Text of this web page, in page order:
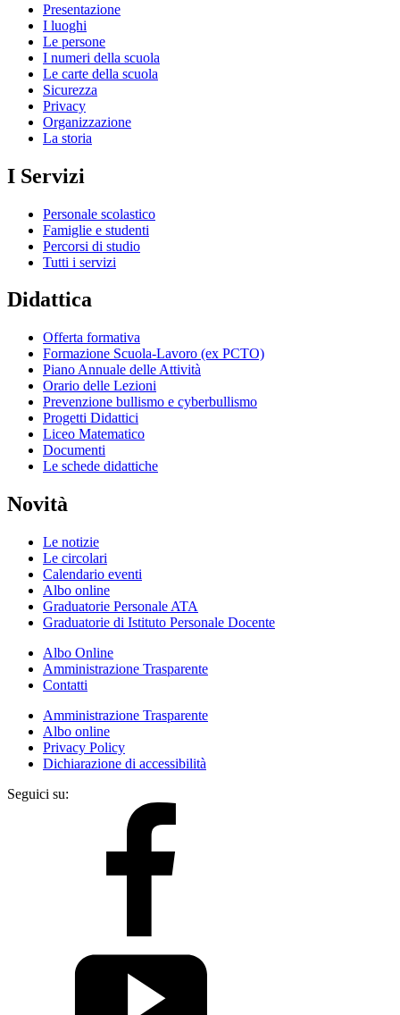
Presentazione
I luoghi
Le persone
I numeri della scuola
Le carte della scuola
Sicurezza
Privacy
Organizzazione
La storia
I Servizi
Personale scolastico
Famiglie e studenti
Percorsi di studio
Tutti i servizi
Didattica
Offerta formativa
Formazione Scuola-Lavoro (ex PCTO)
Piano Annuale delle Attività
Orario delle Lezioni
Prevenzione bullismo e cyberbullismo
Progetti Didattici
Liceo Matematico
Documenti
Le schede didattiche
Novità
Le notizie
Le circolari
Calendario eventi
Albo online
Graduatorie Personale ATA
Graduatorie di Istituto Personale Docente
Albo Online
Amministrazione Trasparente
Contatti
Amministrazione Trasparente
Albo online
Privacy Policy
Dichiarazione di accessibilità
Seguici su: